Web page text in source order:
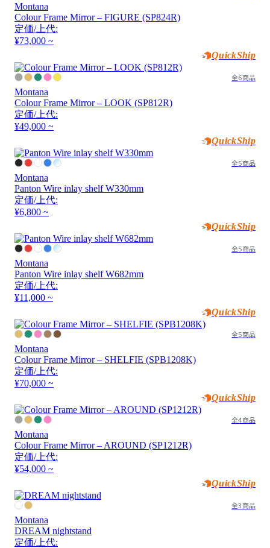
Montana
Colour Frame Mirror – FIGURE (SP824R)
定価/上代:
¥73,000 ~
QuickShip
全6商品
Montana
Colour Frame Mirror – LOOK (SP812R)
定価/上代:
¥49,000 ~
QuickShip
全5商品
Montana
Panton Wire inlay shelf W330mm
定価/上代:
¥6,800 ~
QuickShip
全5商品
Montana
Panton Wire inlay shelf W682mm
定価/上代:
¥11,000 ~
QuickShip
全5商品
Montana
Colour Frame Mirror – SHELFIE (SPB1208K)
定価/上代:
¥70,000 ~
QuickShip
全4商品
Montana
Colour Frame Mirror – AROUND (SP1212R)
定価/上代:
¥54,000 ~
QuickShip
全3商品
Montana
DREAM nightstand
定価/上代: